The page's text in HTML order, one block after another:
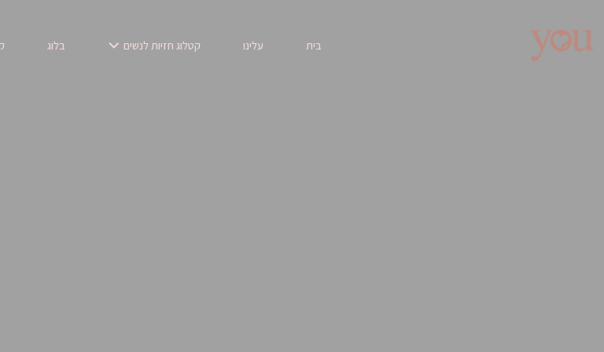
בית עלינו קטלוג חזיות לנשים בלוג